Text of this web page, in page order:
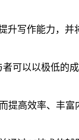
写作能力，并
可以以极低的
高效率、丰富